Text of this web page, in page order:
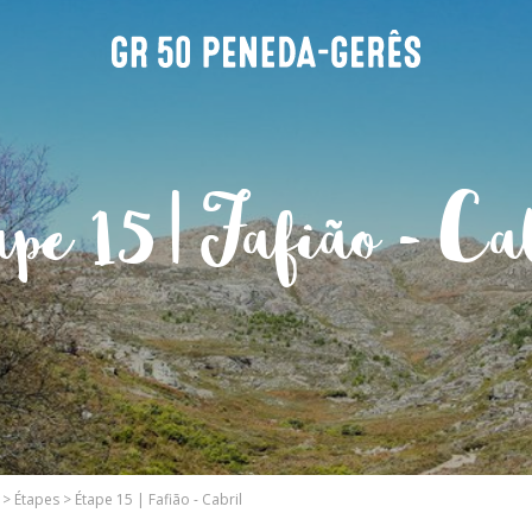
15 | Fafião -
> Étapes > Étape 15 | Fafião - Cabril